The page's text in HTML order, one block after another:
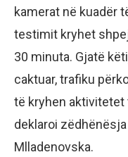
kamerat në kuadër
testimit kryhet
30 minuta. Gjatë
caktuar, trafiku
të kryhen aktivitetet
deklaroi
Mlladenovska.